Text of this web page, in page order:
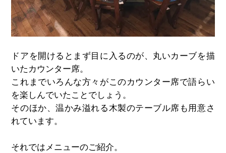
ドアを開けるとまず目に入るのが、丸いカーブを描
いたカウンター席。
これまでいろんな方々がこのカウンター席で語らい
を楽しんでいたことでしょう。
そのほか、温かみ溢れる木製のテーブル席も用意さ
れています。
それではメニューのご紹介。